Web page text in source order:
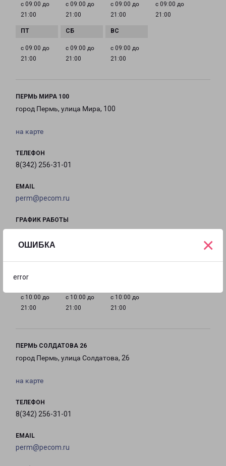
ОШИБКА
error
×
с 09:00 до
21:00
с 09:00 до
21:00
с 09:00 до
21:00
с 09:00 до
21:00
с 09:00 до
21:00
с 09:00 до
21:00
с 09:00 до
21:00
ПЕРМЬ МИРА 100
город Пермь, улица Мира, 100
на карте
ТЕЛЕФОН
8(342) 256-31-01
EMAIL
perm@pecom.ru
ГРАФИК РАБОТЫ
21:00
21:00
21:00
21:00
с 10:00 до
21:00
с 10:00 до
21:00
с 10:00 до
21:00
ПЕРМЬ СОЛДАТОВА 26
город Пермь, улица Солдатова, 26
на карте
ТЕЛЕФОН
8(342) 256-31-01
EMAIL
perm@pecom.ru